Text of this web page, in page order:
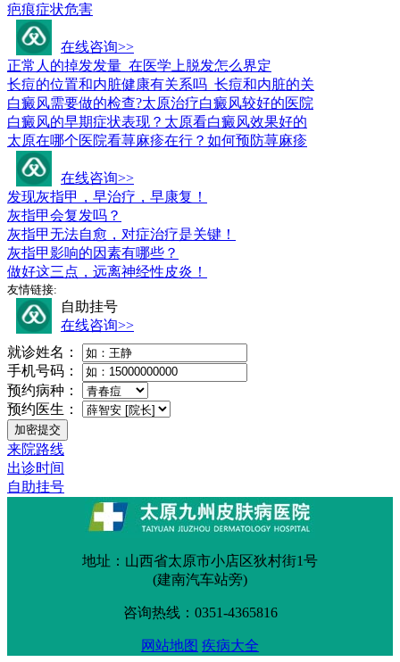
疤痕症状危害
在线咨询>>
正常人的掉发发量_在医学上脱发怎么界定
长痘的位置和内脏健康有关系吗_长痘和内脏的关
白癜风需要做的检查?太原治疗白癜风较好的医院
白癜风的早期症状表现？太原看白癜风效果好的
太原在哪个医院看荨麻疹在行？如何预防荨麻疹
在线咨询>>
发现灰指甲，早治疗，早康复！
灰指甲会复发吗？
灰指甲无法自愈，对症治疗是关键！
灰指甲影响的因素有哪些？
做好这三点，远离神经性皮炎！
友情链接:
自助挂号
在线咨询>>
就诊姓名：
手机号码：
预约病种：
预约医生：
来院路线
出诊时间
自助挂号
地址：山西省太原市小店区狄村街1号
(建南汽车站旁)
咨询热线：0351-4365816
网站地图 疾病大全